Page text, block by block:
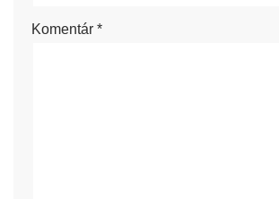
Komentár *